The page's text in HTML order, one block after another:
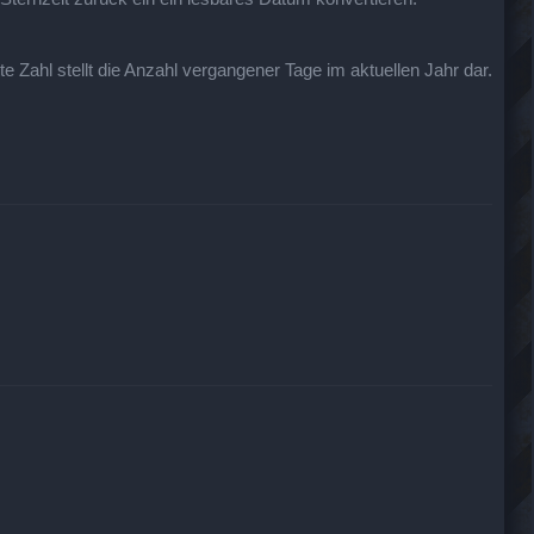
Zahl stellt die Anzahl vergangener Tage im aktuellen Jahr dar.